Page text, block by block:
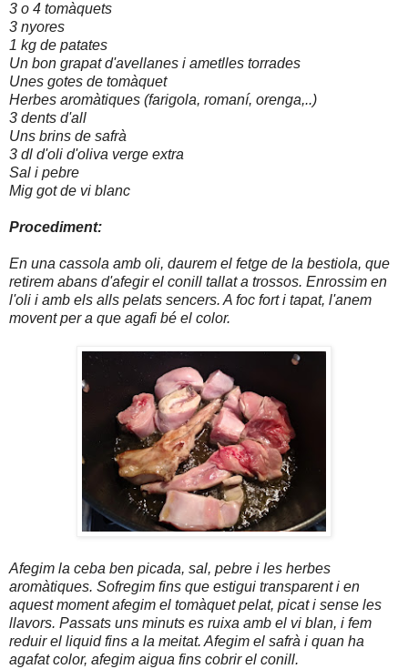
3 o 4 tomàquets
3 nyores
1 kg de patates
Un bon grapat d'avellanes i ametlles torrades
Unes gotes de tomàquet
Herbes aromàtiques (farigola, romaní, orenga,..)
3 dents d'all
Uns brins de safrà
3 dl d'oli d'oliva verge extra
Sal i pebre
Mig got de vi blanc
Procediment:
En una cassola amb oli, daurem el fetge de la bestiola, que
retirem abans d'afegir el conill tallat a trossos. Enrossim en
l'oli i amb els alls pelats sencers. A foc fort i tapat, l'anem
movent per a que agafi bé el color.
Afegim la ceba ben picada, sal, pebre i les herbes
aromàtiques. Sofregim fins que estigui transparent i en
aquest moment afegim el tomàquet pelat, picat i sense les
llavors. Passats uns minuts es ruixa amb el vi blan, i fem
reduir el liquid fins a la meitat. Afegim el safrà i quan ha
agafat color, afegim aigua fins cobrir el conill.